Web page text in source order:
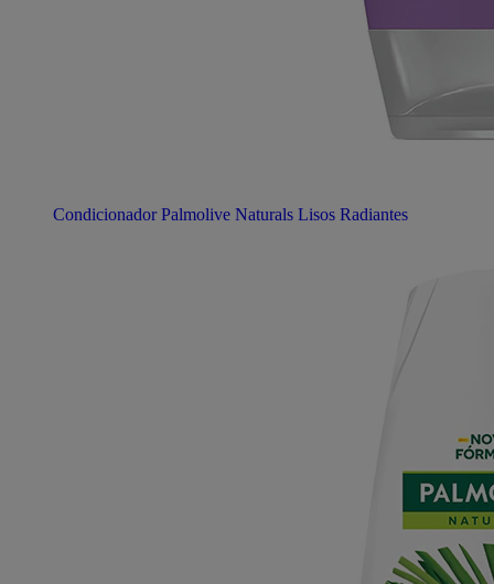
Condicionador Palmolive Naturals Lisos Radiantes